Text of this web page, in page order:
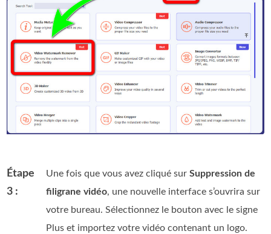
Étape
3 :
Une fois que vous avez cliqué surSuppression de
filigrane vidéo, une nouvelle interface s’ouvrira sur
votre bureau. Sélectionnez le bouton avec le signe
Plus et importez votre vidéo contenant un logo.